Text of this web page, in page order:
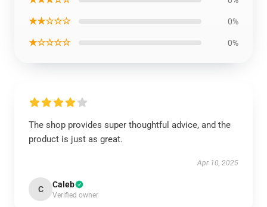
★★☆☆☆ 0%
★☆☆☆☆ 0%
The shop provides super thoughtful advice, and the
product is just as great.
Apr 10, 2025
C Caleb
Verified owner